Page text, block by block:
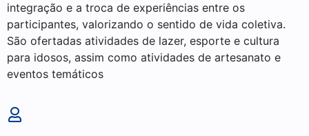
integração e a troca de experiências entre os
participantes, valorizando o sentido de vida coletiva.
São ofertadas atividades de lazer, esporte e cultura
para idosos, assim como atividades de artesanato e
eventos temáticos